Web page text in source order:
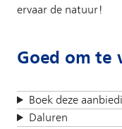
ervaar de natuur!
Goed om te
Boek deze
Daluren